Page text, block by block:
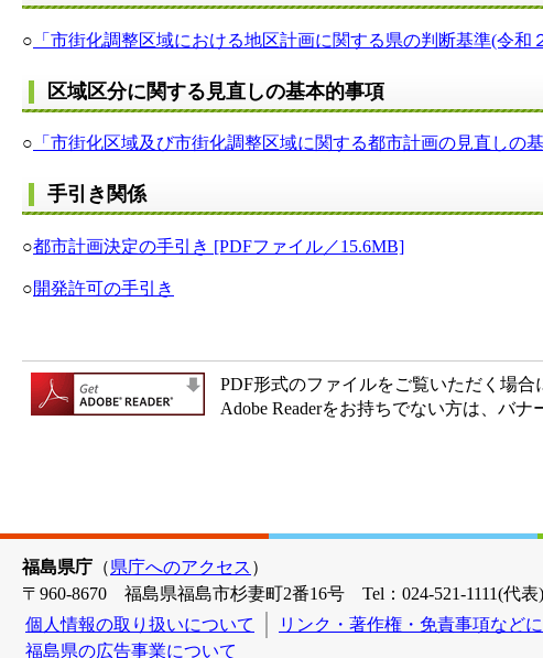
○ 「市街化調整区域における地区計画に関する県の判断基準(令
区域区分に関する見直しの基本的事項
○ 「市街化区域及び市街化調整区域に関する都市計画の見直しの
手引き関係
○都市計画決定の手引き [PDFファイル／15.6MB]
○開発許可の手引き
PDF形式のファイルをご覧いただく場合
Adobe Readerをお持ちでない方は、バ
福島県庁 （県庁へのアクセス ）
〒960-8670 福島県福島市杉妻町2番16号 Tel：024-521-1111(代
個人情報の取り扱いについて
リンク・著作権・免責事項など
福島県の広告事業について